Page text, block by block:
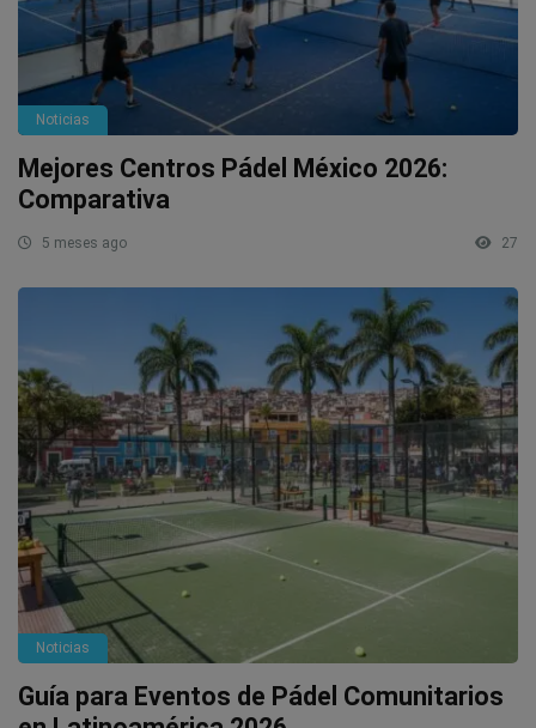
Noticias
Mejores Centros Pádel México 2026:
Comparativa
5 meses ago 27
Noticias
Guía para Eventos de Pádel Comunitarios